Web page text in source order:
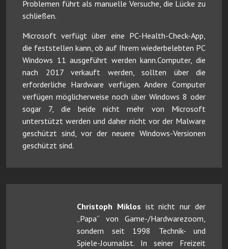
Problemen führt als manuelle Versuche, die Lücke zu
schließen.
Microsoft verfügt über eine PC-Health-Check-App,
die feststellen kann, ob auf Ihrem wiederbelebten PC
Windows 11 ausgeführt werden kann.Computer, die
nach 2017 verkauft werden, sollten über die
erforderliche Hardware verfügen. Andere Computer
verfügen möglicherweise noch über Windows 8 oder
sogar 7, die beide nicht mehr von Microsoft
unterstützt werden und daher nicht vor der Malware
geschützt sind, vor der neuere Windows-Versionen
geschützt sind.
Christoph Miklos ist nicht nur der
„Papa“ von Game-/Hardwarezoom,
sondern seit 1998 Technik- und
Spiele-Journalist. In seiner Freizeit